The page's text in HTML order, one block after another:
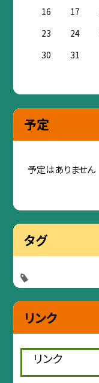
16
17
23
24
30
31
予定
予定はありません
タグ
リンク
リンク